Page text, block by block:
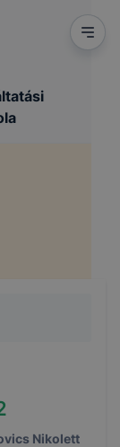
Nikolett